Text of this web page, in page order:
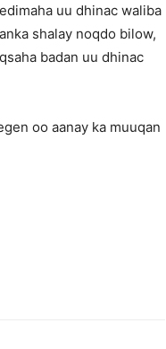
uu dhinac waliba
shalay noqdo bilow,
badan uu dhinac
oo aanay ka muuqan